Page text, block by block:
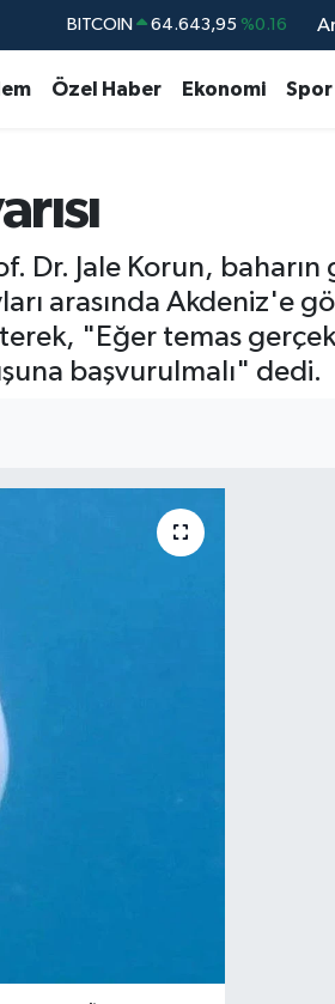
47,6006
EURO 55,0250 %0.02
Özel Haber Ekonomi Spor
Dr. Jale Korun, baharın
arasında Akdeniz'e
"Eğer temas
başvurulmalı" dedi.